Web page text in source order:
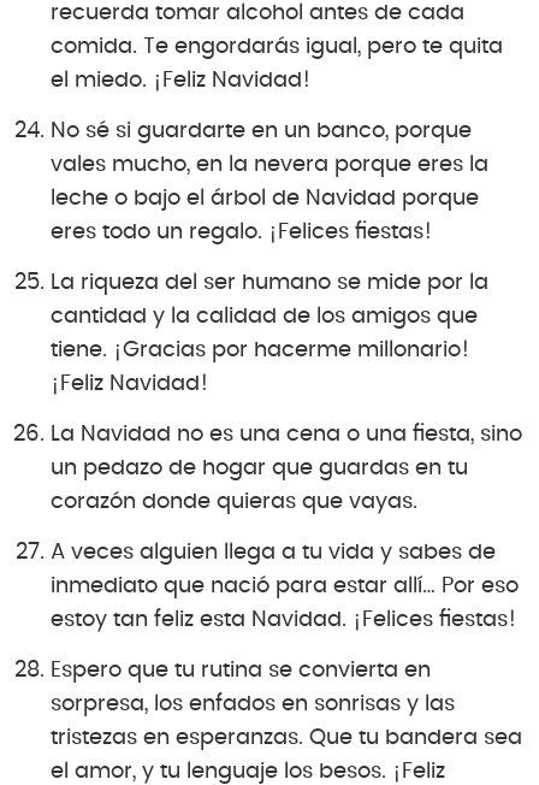
recuerda tomar alcohol antes de cada
comida. Te engordarás igual, pero te quita
el miedo. ¡Feliz Navidad!
No sé si guardarte en un banco, porque
vales mucho, en la nevera porque eres la
leche o bajo el árbol de Navidad porque
eres todo un regalo. ¡Felices fiestas!
La riqueza del ser humano se mide por la
cantidad y la calidad de los amigos que
tiene. ¡Gracias por hacerme millonario!
¡Feliz Navidad!
La Navidad no es una cena o una fiesta, sino
un pedazo de hogar que guardas en tu
corazón donde quieras que vayas.
A veces alguien llega a tu vida y sabes de
inmediato que nació para estar allí… Por eso
estoy tan feliz esta Navidad. ¡Felices fiestas!
Espero que tu rutina se convierta en
sorpresa, los enfados en sonrisas y las
tristezas en esperanzas. Que tu bandera sea
el amor, y tu lenguaje los besos. ¡Feliz